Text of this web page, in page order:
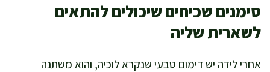
סימנים שכיחים שיכולים להתאים
לשארית שליה
אחרי לידה יש דימום טבעי שנקרא לוכיה, והוא משתנה